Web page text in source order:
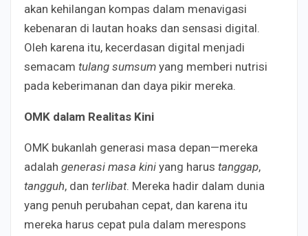
akan kehilangan kompas dalam menavigasi
kebenaran di lautan hoaks dan sensasi digital.
Oleh karena itu, kecerdasan digital menjadi
semacam tulang sumsum yang memberi nutrisi
pada keberimanan dan daya pikir mereka.
OMK dalam Realitas Kini
OMK bukanlah generasi masa depan—mereka
adalah generasi masa kini yang harus tanggap,
tangguh, dan terlibat. Mereka hadir dalam dunia
yang penuh perubahan cepat, dan karena itu
mereka harus cepat pula dalam merespons